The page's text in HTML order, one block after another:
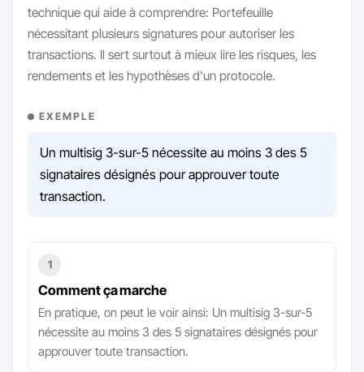
technique qui aide à comprendre: Portefeuille
nécessitant plusieurs signatures pour autoriser les
transactions. Il sert surtout à mieux lire les risques, les
rendements et les hypothèses d'un protocole.
EXEMPLE
Un multisig 3-sur-5 nécessite au moins 3 des 5
signataires désignés pour approuver toute
transaction.
1
Comment ça marche
En pratique, on peut le voir ainsi: Un multisig 3-sur-5
nécessite au moins 3 des 5 signataires désignés pour
approuver toute transaction.